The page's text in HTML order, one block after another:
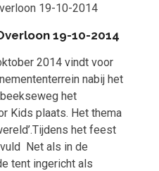
19-10-2014
19-10-2014
2014 vindt voor
nabij het
het
Kids plaats. Het thema
het feest
Net als in de
tent ingericht als